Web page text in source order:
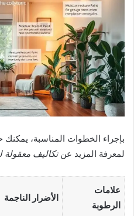
بإجراء الخطوات المناسبة،
لمعرفة المزيد عنتكاليف معقولة
علامات
الرطوبة
الأضرار الناجمة